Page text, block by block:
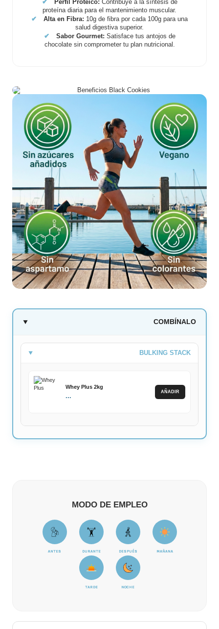
✔ Perfil Proteico: Contribuye a la síntesis de
proteína diaria para el mantenimiento muscular.
✔ Alta en Fibra: 10g de fibra por cada 100g para una
salud digestiva superior.
✔ Sabor Gourmet: Satisface tus antojos de
chocolate sin comprometer tu plan nutricional.
MODO DE EMPLEO
ANTES DURANTE DESPUÉS MAÑANA
TARDE NOCHE
COMBÍNALO
BULKING STACK
Whey Plus 2kg
...
AÑADIR